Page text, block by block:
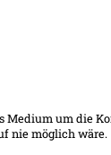
Medium um die
nie möglich wäre.